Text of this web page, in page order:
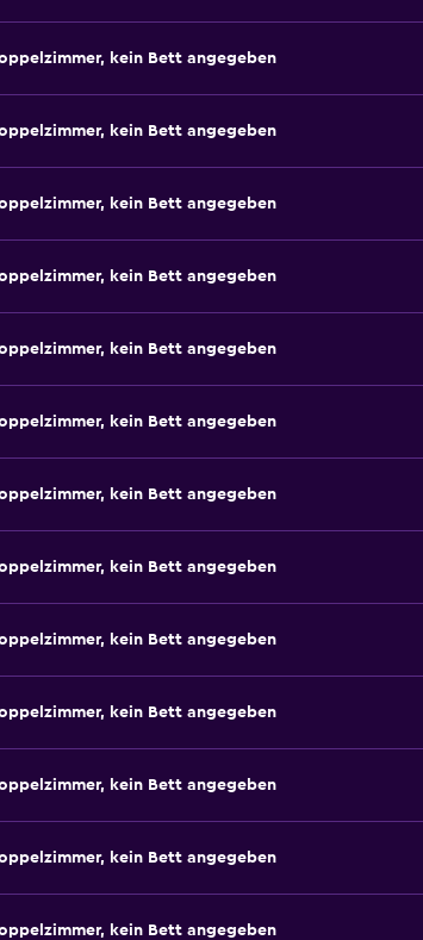
kein Bett angegeben
kein Bett angegeben
kein Bett angegeben
kein Bett angegeben
kein Bett angegeben
kein Bett angegeben
kein Bett angegeben
kein Bett angegeben
kein Bett angegeben
kein Bett angegeben
kein Bett angegeben
kein Bett angegeben
kein Bett angegeben